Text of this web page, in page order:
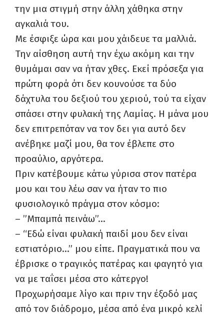
την μια στιγμή στην άλλη χάθηκα στην
αγκαλιά του.
Με έσφιξε ώρα και μου χάιδευε τα μαλλιά.
Την αίσθηση αυτή την έχω ακόμη και την
θυμάμαι σαν να ήταν χθες. Εκεί πρόσεξα για
πρώτη φορά ότι δεν κουνούσε τα δύο
δάχτυλα του δεξιού του χεριού, τού τα είχαν
σπάσει στην φυλακή της Λαμίας. Η μάνα μου
δεν επιτρεπόταν να τον δει για αυτό δεν
ανέβηκε μαζί μου, θα τον έβλεπε στο
προαύλιο, αργότερα.
Πριν κατέβουμε κάτω γύρισα στον πατέρα
μου και του λέω σαν να ήταν το πιο
φυσιολογικό πράγμα στον κόσμο:
– ”Μπαμπά πεινάω”…
– “Εδώ είναι φυλακή παιδί μου δεν είναι
εστιατόριο…” μου είπε. Πραγματικά που να
έβρισκε ο τραγικός πατέρας και φαγητό για
να με ταΐσει μέσα στο κάτεργο!
Προχωρήσαμε λίγο και πριν την έξοδό μας
από τον διάδρομο, μέσα από ένα μικρό κελί